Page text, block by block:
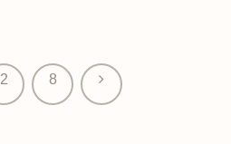
2 8
次
へ